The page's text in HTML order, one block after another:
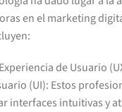
en el marketing
de Usuario
(UI): Estos
interfaces intuitivas y